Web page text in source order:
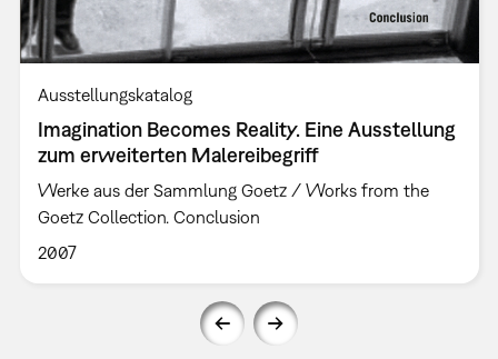
Ausstellungskatalog
Imagination Becomes Reality. Eine Ausstellung
zum erweiterten Malereibegriff
Werke aus der Sammlung Goetz / Works from the
Goetz Collection. Conclusion
2007